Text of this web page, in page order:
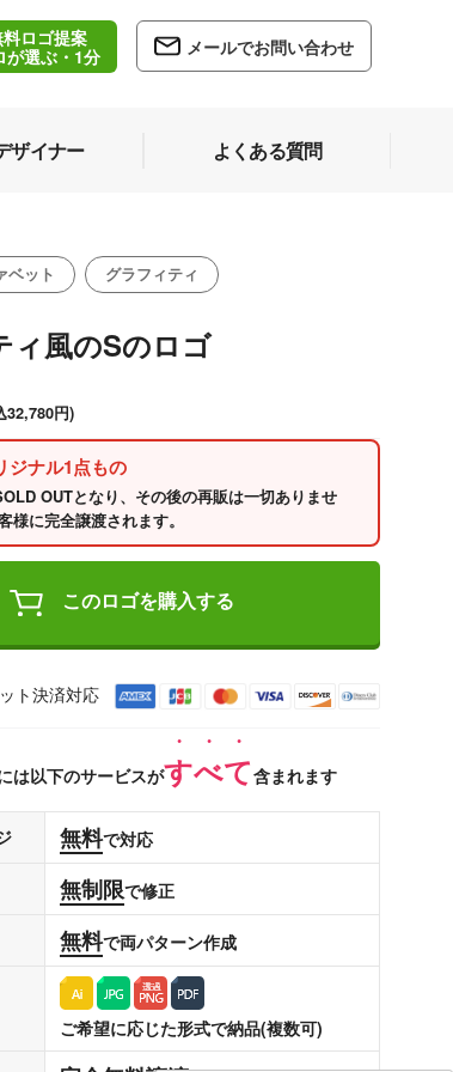
ロゴ提案
が選ぶ・1分
メールでお問い合わせ
ザイナー よくある質問
ベット グラフィティ
ィ風のSのロゴ
32,780円)
ジナル1点もの
OUTとなり、その後の再販は一切ありませ
様に完全譲渡されます。
このロゴを購入する
ト決済対応
は以下のサービスがすべて含まれます
無料で対応
無制限で修正
無料で両パターン作成
ご希望に応じた形式で納品(複数可)